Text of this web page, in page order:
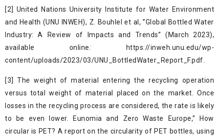
[2] United Nations University Institute for Water Environment
and Health (UNU INWEH), Z. Bouhlel et al, ”Global Bottled Water
Industry: A Review of Impacts and Trends” (March 2023),
available online:
https://inweh.unu.edu/wp-
content/uploads/2023/03/UNU_BottledWater_Report_F.pdf.
[3]
The weight of material entering the recycling operation
versus total weight of material placed on the market. Once
losses in the recycling process are considered, the rate is likely
to be even lower. Eunomia and Zero Waste Europe,” How
circular is PET? A report on the circularity of PET bottles, using